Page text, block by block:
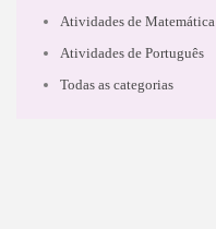
Atividades de Matemática
Atividades de Português
Todas as categorias